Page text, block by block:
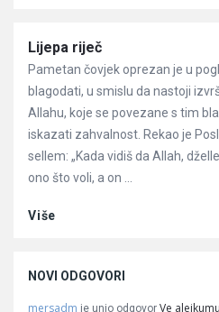
Članci
Lijepa riječ
Pametan čovjek oprezan je u
blagodati, u smislu da nastoji
Allahu, koje se povezane s tim
iskazati zahvalnost. Rekao je
sellem: „Kada vidiš da Allah,
ono što voli, a on ...
Više
NOVI ODGOVORI
mersadm je unio odgovor Ve